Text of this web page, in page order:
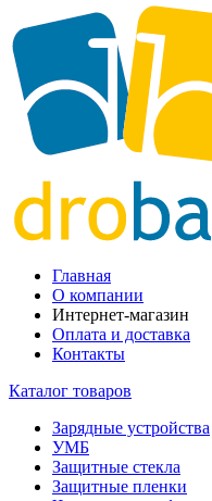
Главная
О компании
Интернет-магазин
Оплата и доставка
Контакты
Каталог товаров
Зарядные устройства
УМБ
Защитные стекла
Защитные пленки